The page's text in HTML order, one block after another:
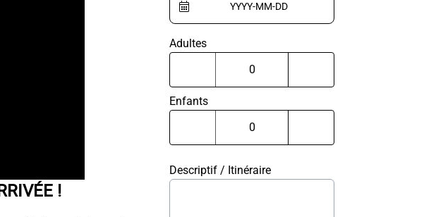
!
Adultes
Enfants
Descriptif / Itinéraire